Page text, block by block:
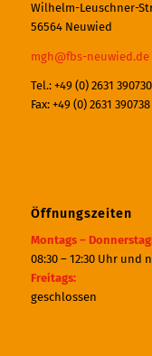
Wilhelm-Leuschner-
56564 Neuwied
mgh@fbs-neuwied.de
Tel.: +49 (0) 2631 390730
Fax: +49 (0) 2631 390738
Öffnungszeiten
Montags –
08:30 – 12:30 Uhr
Freitags:
geschlossen